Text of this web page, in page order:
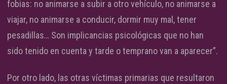
fobias: no animarse a subir a otro vehículo, no animarse a
viajar, no animarse a conducir, dormir muy mal, tener
pesadillas… Son implicancias psicológicas que no han
sido tenido en cuenta y tarde o temprano van a aparecer”.
Por otro lado, las otras víctimas primarias que resultaron